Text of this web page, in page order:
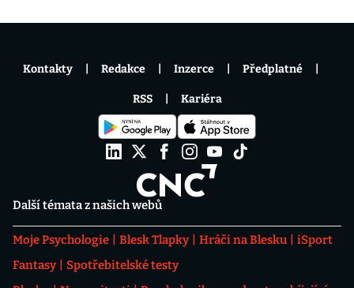
Další témata z našich webů
Moje Psychologie Blesk Tlapky Hráči na Blesku
iSport
Fantasy
Spotřebitelské testy
Kontakty Redakce Inzerce Předplatné
RSS Kariéra